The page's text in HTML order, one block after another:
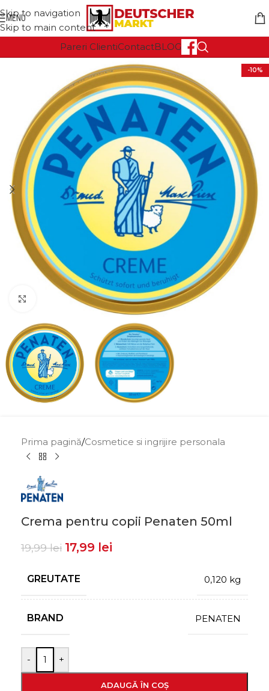
Skip to navigation
Skip to main content
MENU
Pareri ClientiContactBLOG
-10%
Click to enlarge
Prima pagină/Cosmetice si ingrijire personala
Crema pentru copii Penaten 50ml
19,99lei 17,99 lei
GREUTATE 0,120 kg
BRAND PENATEN
- +
ADAUGĂ ÎN COȘ